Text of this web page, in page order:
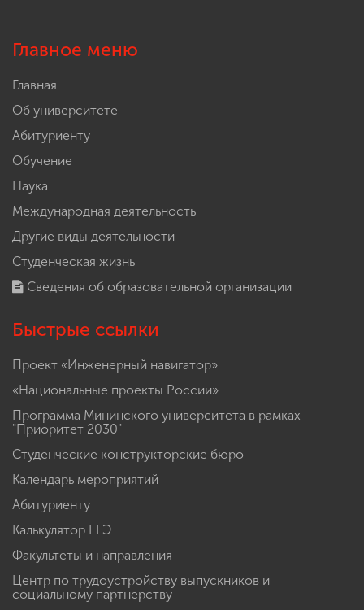
Главное меню
Главная
Об университете
Абитуриенту
Обучение
Наука
Международная деятельность
Другие виды деятельности
Студенческая жизнь
Сведения об образовательной организации
Быстрые ссылки
Проект «Инженерный навигатор»
«Национальные проекты России»
Программа Мининского университета в рамках
"Приоритет 2030"
Студенческие конструкторские бюро
Календарь мероприятий
Абитуриенту
Калькулятор ЕГЭ
Факультеты и направления
Центр по трудоустройству выпускников и
социальному партнерству